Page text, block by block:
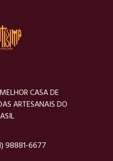
CASA DE
ARTESANAIS DO
98881-6677